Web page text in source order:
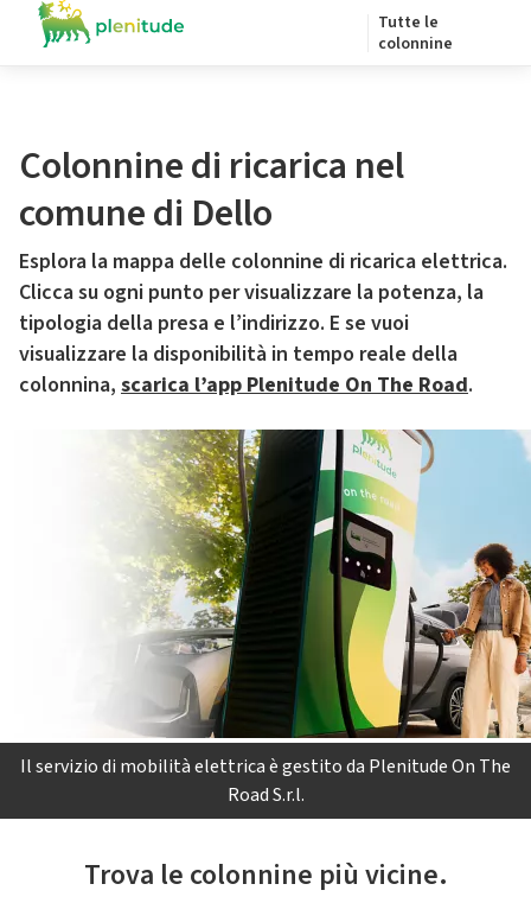
Tutte le
colonnine
Colonnine di ricarica nel
comune di Dello
Esplora la mappa delle colonnine di ricarica elettrica.
Clicca su ogni punto per visualizzare la potenza, la
tipologia della presa e l’indirizzo. E se vuoi
visualizzare la disponibilità in tempo reale della
colonnina, scarica l’app Plenitude On The Road.
Il servizio di mobilità elettrica è gestito da Plenitude On The
Road S.r.l.
Trova le colonnine più vicine.